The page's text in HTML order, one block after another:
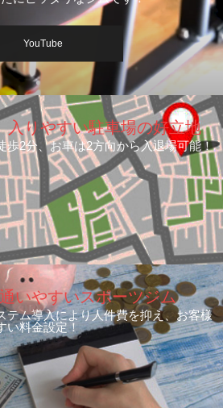
YouTube
入りやすい駐車場の好立地
歩2分、お車は2方向から入退場可能！
いやすいスポーツジム
テム導入により人件費を抑え、お客様
い料金設定！